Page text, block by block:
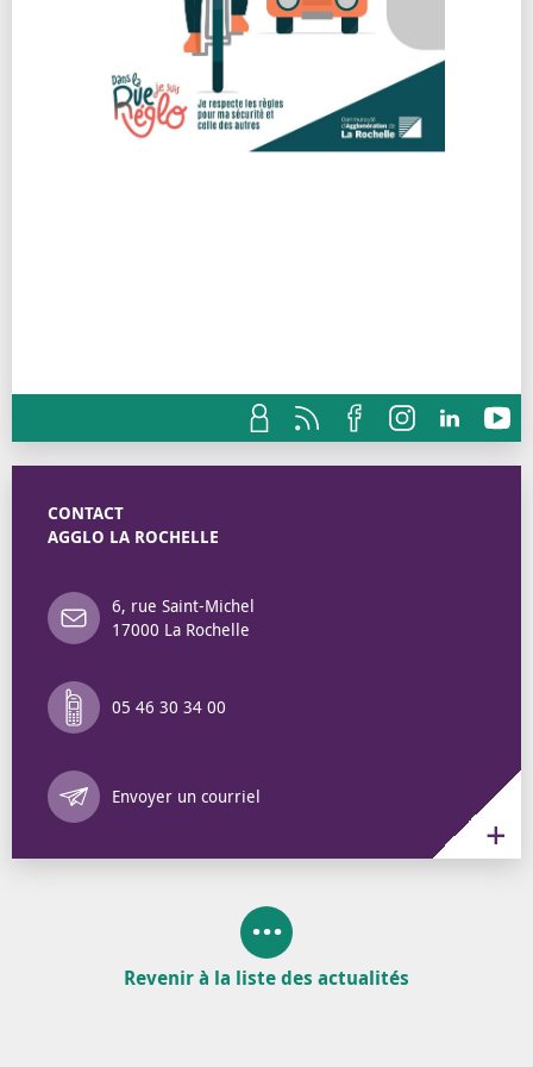
CONTACT
AGGLO LA ROCHELLE
6, rue Saint-Michel
17000 La Rochelle
05 46 30 34 00
Envoyer un courriel
Annuaire
Revenir à la liste des actualités